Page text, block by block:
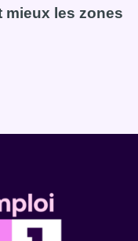
au rendez-vous
mieux les zones
mieux les zones 30